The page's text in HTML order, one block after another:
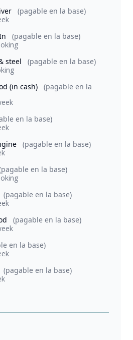
(pagable en la base)
(pagable en la base)
steel
(pagable en la base)
(in cash)
(pagable en la
en la base)
(pagable en la base)
en la base)
(pagable en la base)
(pagable en la base)
en la base)
(pagable en la base)